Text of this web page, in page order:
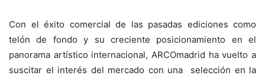
Con el éxito comercial de las pasadas ediciones como
telón de fondo y su creciente posicionamiento en el
panorama artístico internacional, ARCOmadrid ha vuelto a
suscitar el interés del mercado con una selección en la